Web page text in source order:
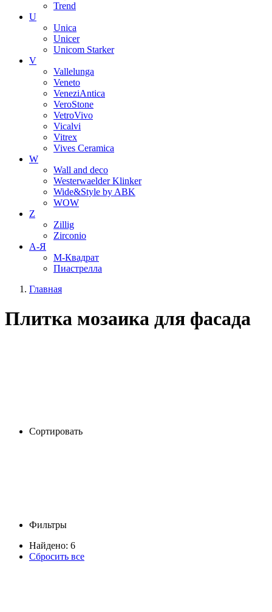
Trend
U
Unica
Unicer
Unicom Starker
V
Vallelunga
Veneto
VeneziAntica
VeroStone
VetroVivo
Vicalvi
Vitrex
Vives Ceramica
W
Wall and deco
Westerwaelder Klinker
Wide&Style by ABK
WOW
Z
Zillig
Zirconio
А-Я
М-Квадрат
Пиастрелла
Главная
Плитка мозаика для фасада
Сортировать
Фильтры
Найдено: 6
Сбросить все